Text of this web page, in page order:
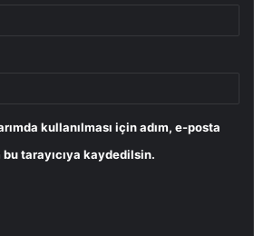
kullanılması için adım, e-posta
tarayıcıya kaydedilsin.